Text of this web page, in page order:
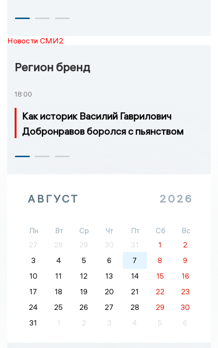
Новости СМИ2
Регион бренд
18:00
Как историк Василий Гаврилович
Добронравов боролся с пьянством
АВГУСТ 2026
Пн Вт Ср Чт Пт Сб
Вс
27
28 29 30 31 1
2
3
4 5 6 7 8
9
10
11 12 13 14 15
16
17
18 19 20 21 22
23
24
25 26 27 28 29
30
31
1 2 3 4 5 6